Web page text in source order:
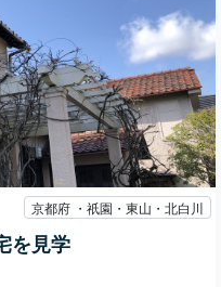
京都府 ・祇園・東山・北白川
を見学